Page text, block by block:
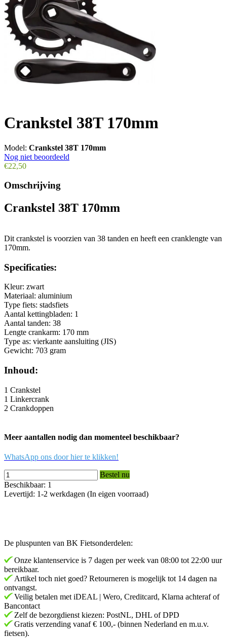
Crankstel 38T 170mm
Model: Crankstel 38T 170mm
Nog niet beoordeeld
€22,50
Omschrijving
Crankstel 38T 170mm
Dit crankstel is voorzien van 38 tanden en heeft een cranklengte van
170mm.
Specificaties:
Kleur: zwart
Materiaal: aluminium
Type fiets: stadsfiets
Aantal kettingbladen: 1
Aantal tanden: 38
Lengte crankarm: 170 mm
Type as: vierkante aansluiting (JIS)
Gewicht: 703 gram
Inhoud:
1 Crankstel
1 Linkercrank
2 Crankdoppen
Meer aantallen nodig dan momenteel beschikbaar?
WhatsApp ons door hier te klikken!
Bestel nu
Beschikbaar: 1
Levertijd: 1-2 werkdagen (In eigen voorraad)
De pluspunten van BK Fietsonderdelen:
Onze klantenservice is 7 dagen per week van 08:00 tot 22:00 uur
bereikbaar.
Artikel toch niet goed? Retourneren is mogelijk tot 14 dagen na
ontvangst.
Veilig betalen met iDEAL | Wero, Creditcard, Klarna achteraf of
Bancontact
Zelf de bezorgdienst kiezen: PostNL, DHL of DPD
Gratis verzending vanaf € 100,- (binnen Nederland en m.u.v.
fietsen).